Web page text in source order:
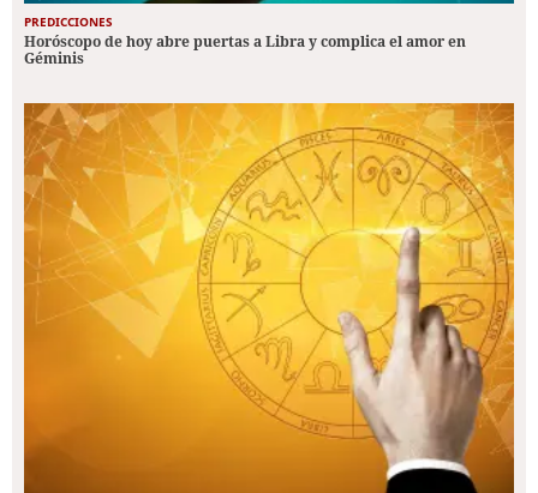
PREDICCIONES
Horóscopo de hoy abre puertas a Libra y complica el amor en
Géminis